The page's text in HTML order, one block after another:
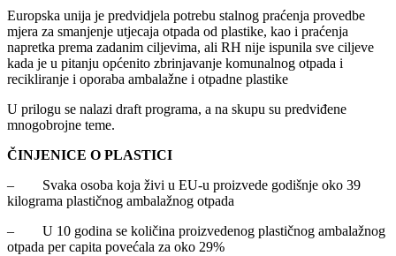
Europska unija je predvidjela potrebu stalnog praćenja provedbe
mjera za smanjenje utjecaja otpada od plastike, kao i praćenja
napretka prema zadanim ciljevima, ali RH nije ispunila sve ciljeve
kada je u pitanju općenito zbrinjavanje komunalnog otpada i
recikliranje i oporaba ambalažne i otpadne plastike
U prilogu se nalazi draft programa, a na skupu su predviđene
mnogobrojne teme.
ČINJENICE O PLASTICI
– Svaka osoba koja živi u EU-u proizvede godišnje oko 39
kilograma plastičnog ambalažnog otpada
– U 10 godina se količina proizvedenog plastičnog ambalažnog
otpada per capita povećala za oko 29%